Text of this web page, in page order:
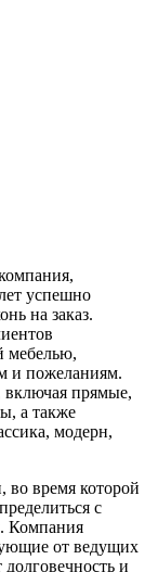
успешно
на заказ.
мебелью,
и пожеланиям.
включая прямые,
а также
модерн,
во время которой
с
Компания
от ведущих
и